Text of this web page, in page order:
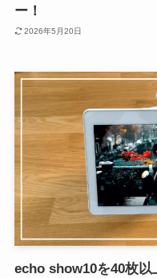
ー！
2026年5月20日
echo show10を40枚